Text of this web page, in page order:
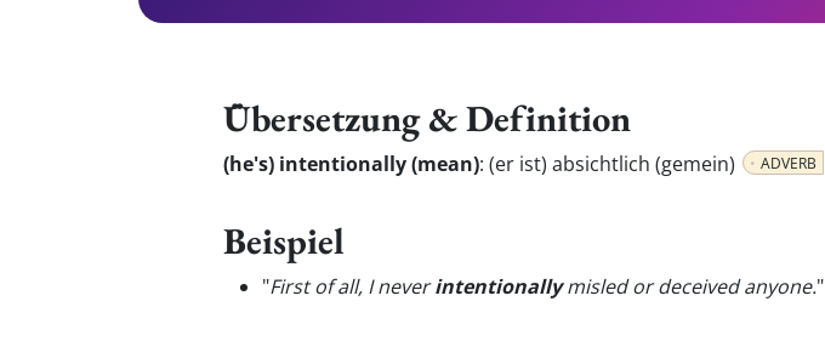
Übersetzung & Definition
(he's) intentionally (mean): (er ist) absichtlich (gemein) ADVERB
Beispiel
"First of all, I neverintentionallymisled or deceived anyone."